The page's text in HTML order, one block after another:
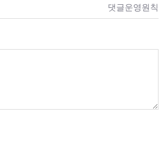
댓글운영원칙